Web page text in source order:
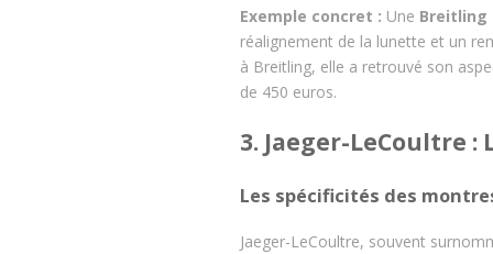
Exemple concret : Une Breitling
réalignement de la lunette et un
à Breitling, elle a retrouvé son
de 450 euros.
3. Jaeger-LeCoultre :
Les spécificités des
Jaeger-LeCoultre, souvent